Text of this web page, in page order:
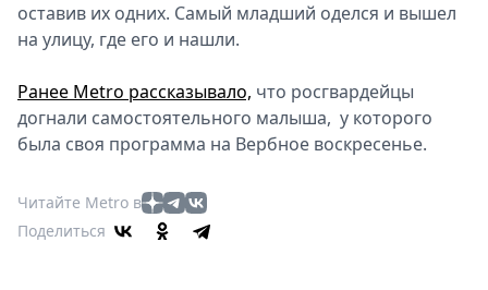
оставив их одних. Самый младший оделся и вышел
на улицу, где его и нашли.
Ранее Metro рассказывало, что росгвардейцы
догнали самостоятельного малыша, у которого
была своя программа на Вербное воскресенье.
Читайте Metro в
Поделиться